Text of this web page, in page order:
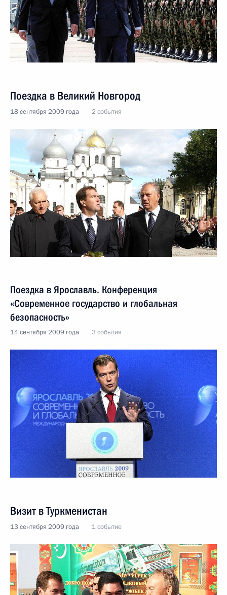
Поездка в Великий Новгород
18 сентября 2009 года 2 события
Поездка в Ярославль. Конференция
«Современное государство и глобальная
безопасность»
14 сентября 2009 года 3 события
Визит в Туркменистан
13 сентября 2009 года 1 событие